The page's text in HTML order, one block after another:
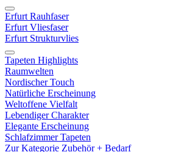
Erfurt Rauhfaser
Erfurt Vliesfaser
Erfurt Strukturvlies
Tapeten Highlights
Raumwelten
Nordischer Touch
Natürliche Erscheinung
Weltoffene Vielfalt
Lebendiger Charakter
Elegante Erscheinung
Schlafzimmer Tapeten
Zur Kategorie Zubehör + Bedarf